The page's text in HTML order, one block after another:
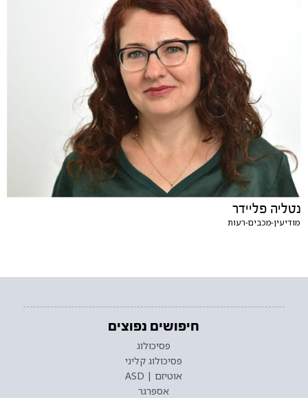
נטליה פליידר
מודיעין-מכבים-רעות
חיפושים נפוצים
פסיכולוג
פסיכולוג קליני
אוטיזם | ASD
אספרגר